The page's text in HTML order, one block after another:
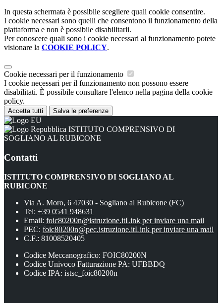
In questa schermata è possibile scegliere quali cookie consentire.
I cookie necessari sono quelli che consentono il funzionamento della
piattaforma e non è possibile disabilitarli.
Per conoscere quali sono i cookie necessari al funzionamento potete
visionare la COOKIE POLICY.
Cookie necessari per il funzionamento
I cookie necessari per il funzionamento non possono essere
disabilitati. È possibile consultare l'elenco nella pagina della cookie
policy.
Accetta tutti Salva le preferenze
ISTITUTO COMPRENSIVO DI
SOGLIANO AL RUBICONE
Contatti
ISTITUTO COMPRENSIVO DI SOGLIANO AL
RUBICONE
Via A. Moro, 6 47030 - Sogliano al Rubicone (FC)
Tel: +39 0541 948631
Email: foic80200n@istruzione.itLink per inviare una mail
PEC: foic80200n@pec.istruzione.itLink per inviare una mail
C.F.: 81008520405
Codice Meccanografico: FOIC80200N
Codice Univoco Fatturazione PA: UFBBDQ
Codice IPA: istsc_foic80200n